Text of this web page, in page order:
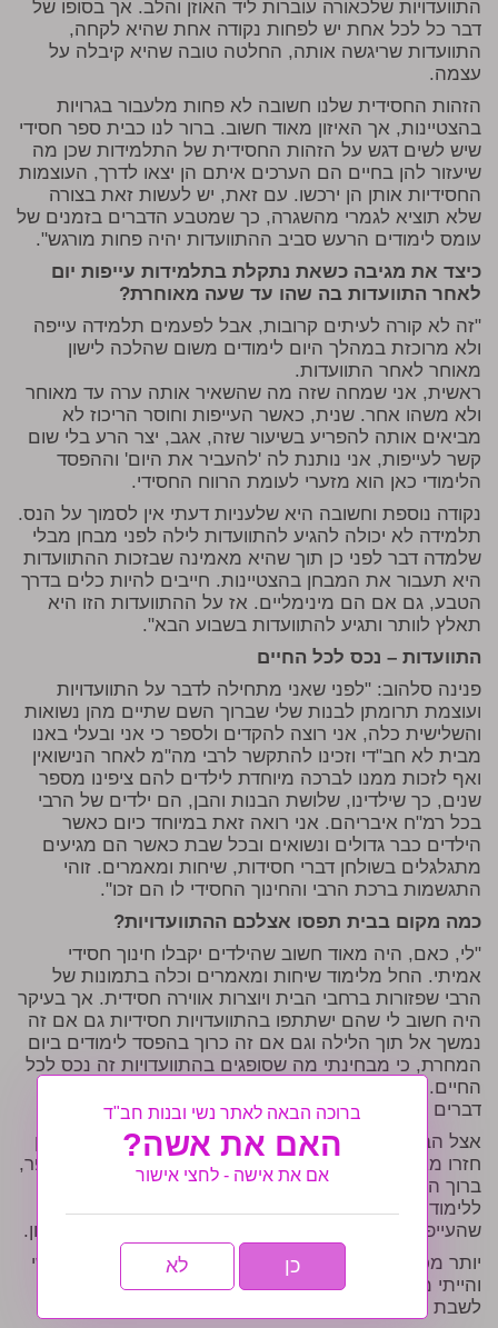
התוועדויות שלכאורה עוברות ליד האוזן והלב. אך בסופו של
דבר כל לכל אחת יש לפחות נקודה אחת שהיא לקחה,
התוועדות שריגשה אותה, החלטה טובה שהיא קיבלה על
עצמה.
הזהות החסידית שלנו חשובה לא פחות מלעבור בגרויות
בהצטיינות, אך האיזון מאוד חשוב. ברור לנו כבית ספר חסידי
שיש לשים דגש על הזהות החסידית של התלמידות שכן מה
שיעזור להן בחיים הם הערכים איתם הן יצאו לדרך, העוצמות
החסידיות אותן הן ירכשו. עם זאת, יש לעשות זאת בצורה
שלא תוציא לגמרי מהשגרה, כך שמטבע הדברים בזמנים של
עומס לימודים הרעש סביב ההתוועדות יהיה פחות מורגש".
כיצד את מגיבה כשאת נתקלת בתלמידות עייפות יום
לאחר התוועדות בה שהו עד שעה מאוחרת?
"זה לא קורה לעיתים קרובות, אבל לפעמים תלמידה עייפה
ולא מרוכזת במהלך היום לימודים משום שהלכה לישון
מאוחר לאחר התוועדות.
ראשית, אני שמחה שזה מה שהשאיר אותה ערה עד מאוחר
ולא משהו אחר. שנית, כאשר העייפות וחוסר הריכוז לא
מביאים אותה להפריע בשיעור שזה, אגב, יצר הרע בלי שום
קשר לעייפות, אני נותנת לה 'להעביר את היום' וההפסד
הלימודי כאן הוא מזערי לעומת הרווח החסידי.
נקודה נוספת וחשובה היא שלעניות דעתי אין לסמוך על הנס.
תלמידה לא יכולה להגיע להתוועדות לילה לפני מבחן מבלי
שלמדה דבר לפני כן תוך שהיא מאמינה שבזכות ההתוועדות
היא תעבור את המבחן בהצטיינות. חייבים להיות כלים בדרך
הטבע, גם אם הם מינימליים. אז על ההתוועדות הזו היא
תאלץ לוותר ותגיע להתוועדות בשבוע הבא".
התוועדות – נכס לכל החיים
פנינה סלהוב: "לפני שאני מתחילה לדבר על התוועדויות
ועוצמת תרומתן לבנות שלי שברוך השם שתיים מהן נשואות
והשלישית כלה, אני רוצה להקדים ולספר כי אני ובעלי באנו
מבית לא חב"די וזכינו להתקשר לרבי מה"מ לאחר הנישואין
ואף לזכות ממנו לברכה מיוחדת לילדים להם ציפינו מספר
שנים, כך שילדינו, שלושת הבנות והבן, הם ילדים של הרבי
בכל רמ"ח איבריהם. אני רואה זאת במיוחד כיום כאשר
הילדים כבר גדולים ונשואים ובכל שבת כאשר הם מגיעים
מתגלגלים בשולחן דברי חסידות, שיחות ומאמרים. זוהי
התגשמות ברכת הרבי והחינוך החסידי לו הם זכו".
כמה מקום בבית תפסו אצלכם ההתוועדויות?
"לי, כאם, היה מאוד חשוב שהילדים יקבלו חינוך חסידי
אמיתי. החל מלימוד שיחות ומאמרים וכלה בתמונות של
הרבי שפזורות ברחבי הבית ויוצרות אווירה חסידית. אך בעיקר
היה חשוב לי שהם ישתתפו בהתוועדויות חסידיות גם אם זה
נמשך אל תוך הלילה וגם אם זה כרוך בהפסד לימודים ביום
המחרת, כי מבחינתי מה שסופגים בהתוועדויות זה נכס לכל
החיים. בהתוועדות נאמרים דברים שנחקקים בראש ובלב,
דברים שלא יהיה ניתן ללמוד באף שיעור.
אצל הבנות בזמן התיכון ראיתי את זה במיוחד. למרות שהן
חזרו מאוחר ולמרות שזה היה לפעמים על חשבון בית הספר,
ברוך השם יש להן משמעת עצמית חזקה מאוד והן קמו
ללימודים בקלות למרות יום האתמול. אך לפעמים קרה
שהעייפות הכריעה והייתי מוותרת ונותנת להן להמשיך לישון.
יותר מכך, לעיתים קרה שההתוועדות התקיימה ביום חמישי
והייתי מוותרת על העזרה שלהן בבישולים ובהכנת הבית
לשבת ובפרט שילכו להתוועדות.
ברוכה הבאה לאתר נשי ובנות חב"ד
האם את אשה?
אם את אישה - לחצי אישור
כן לא